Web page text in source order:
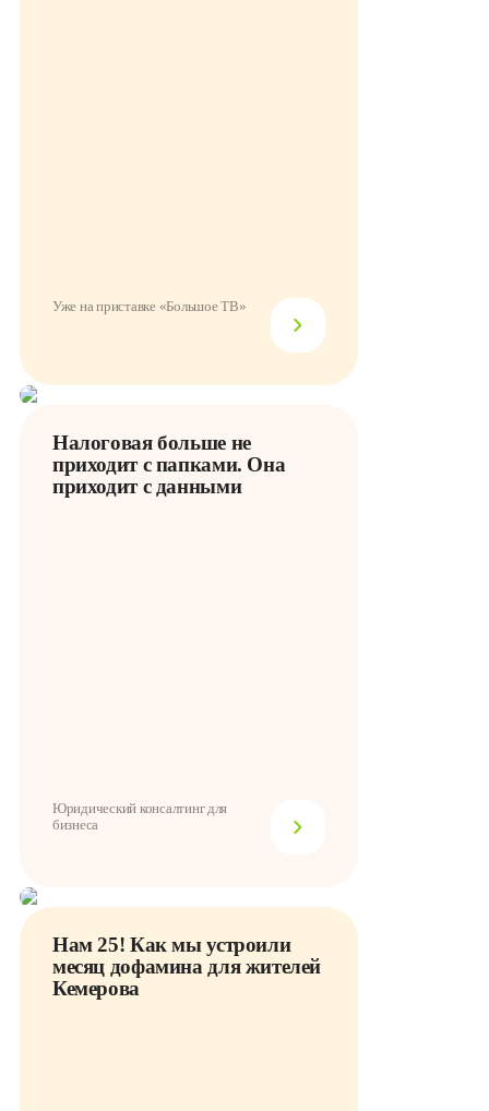
Уже на приставке «Большое ТВ»
Налоговая больше не
приходит с папками. Она
приходит с данными
Юридический консалтинг для
бизнеса
Нам 25! Как мы устроили
месяц дофамина для жителей
Кемерова